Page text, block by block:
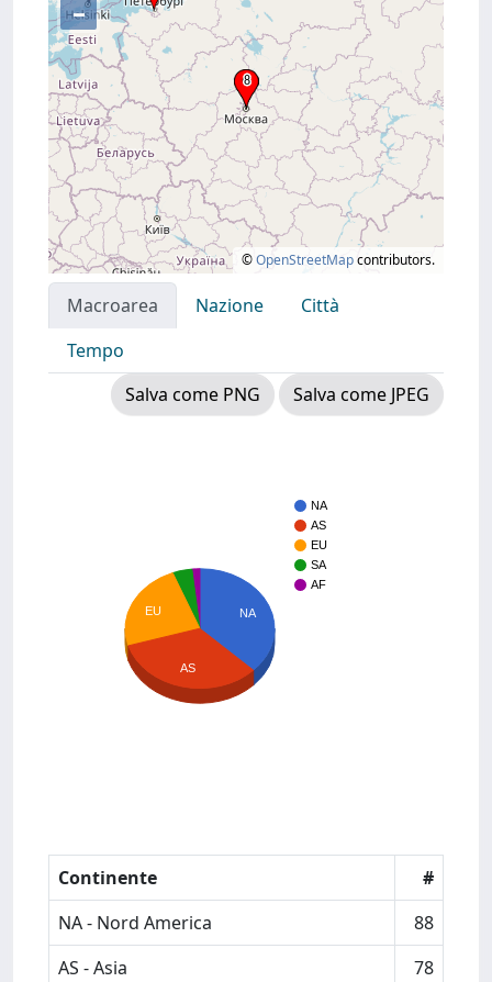
–
©OpenStreetMapcontributors.
Macroarea Nazione
Città
Tempo
Salva come PNG
Salva come JPEG
NA
AS
EU
SA
AF
NA
EU
AS
Continente
#
NA - Nord America
88
AS - Asia
78